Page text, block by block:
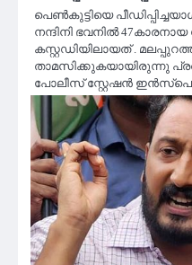
പെൺകുട്ടിയെ
നന്ദിനി ഭവനിൽ
കസ്റ്റഡിയിലായത് .
താമസിക്കുകയായിരുന്നു
പോലീസ് സ്റ്റേഷൻ